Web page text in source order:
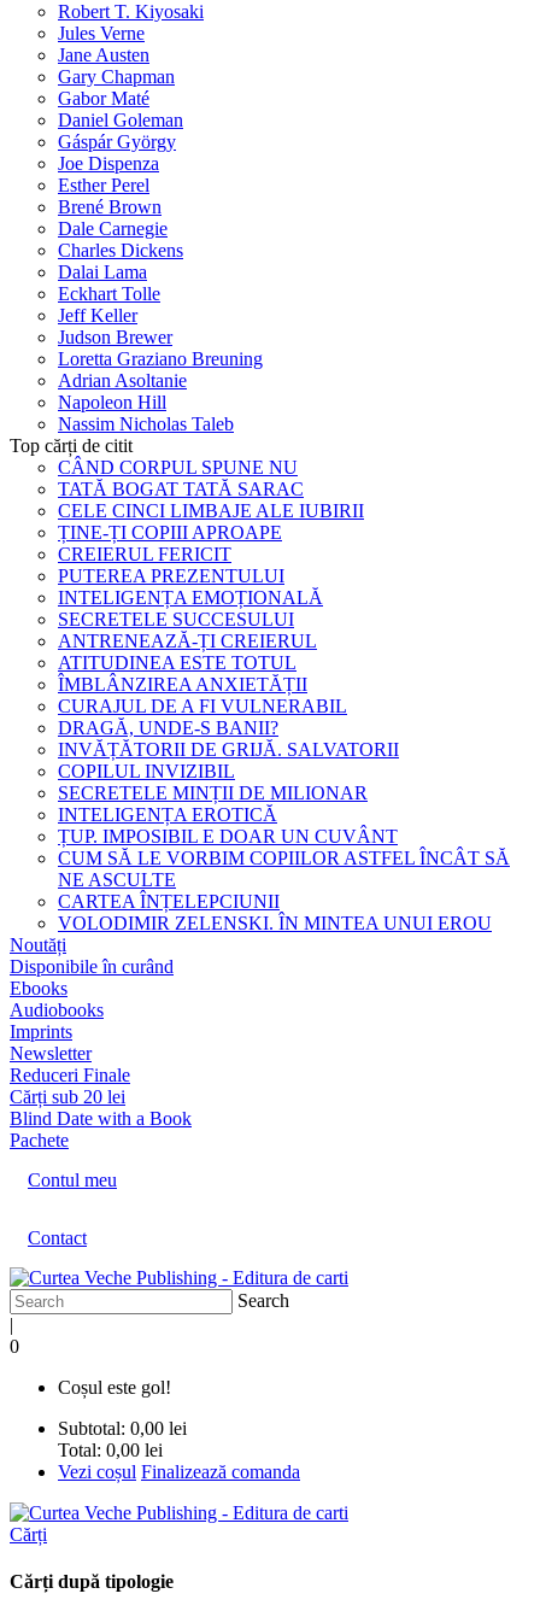
Robert T. Kiyosaki
Jules Verne
Jane Austen
Gary Chapman
Gabor Maté
Daniel Goleman
Gáspár György
Joe Dispenza
Esther Perel
Brené Brown
Dale Carnegie
Charles Dickens
Dalai Lama
Eckhart Tolle
Jeff Keller
Judson Brewer
Loretta Graziano Breuning
Adrian Asoltanie
Napoleon Hill
Nassim Nicholas Taleb
Top cărți de citit
CÂND CORPUL SPUNE NU
TATĂ BOGAT TATĂ SARAC
CELE CINCI LIMBAJE ALE IUBIRII
ȚINE-ȚI COPIII APROAPE
CREIERUL FERICIT
PUTEREA PREZENTULUI
INTELIGENȚA EMOȚIONALĂ
SECRETELE SUCCESULUI
ANTRENEAZĂ-ȚI CREIERUL
ATITUDINEA ESTE TOTUL
ÎMBLÂNZIREA ANXIETĂȚII
CURAJUL DE A FI VULNERABIL
DRAGĂ, UNDE-S BANII?
INVĂȚĂTORII DE GRIJĂ. SALVATORII
COPILUL INVIZIBIL
SECRETELE MINȚII DE MILIONAR
INTELIGENȚA EROTICĂ
ȚUP. IMPOSIBIL E DOAR UN CUVÂNT
CUM SĂ LE VORBIM COPIILOR ASTFEL ÎNCÂT SĂ
NE ASCULTE
CARTEA ÎNȚELEPCIUNII
VOLODIMIR ZELENSKI. ÎN MINTEA UNUI EROU
Noutăți
Disponibile în curând
Ebooks
Audiobooks
Imprints
Newsletter
Reduceri Finale
Cărți sub 20 lei
Blind Date with a Book
Pachete
Contul meu
Contact
Search
|
0
Coșul este gol!
Subtotal: 0,00 lei
Total: 0,00 lei
Vezi coșul Finalizează comanda
Cărți
Cărți după tipologie